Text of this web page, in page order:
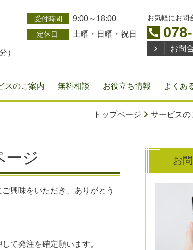
）
受付時間 9:00～18:00
定休日 土曜・日曜・祝日
お気軽にお
お問
スのご案内 無料相談 お役立ち情報 よくあ
トップページ サービスの
ージ
興味をいただき、ありがとう
て発注を確定願います。
お